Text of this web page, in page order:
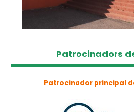
Patrocinadors
Patrocinador principal